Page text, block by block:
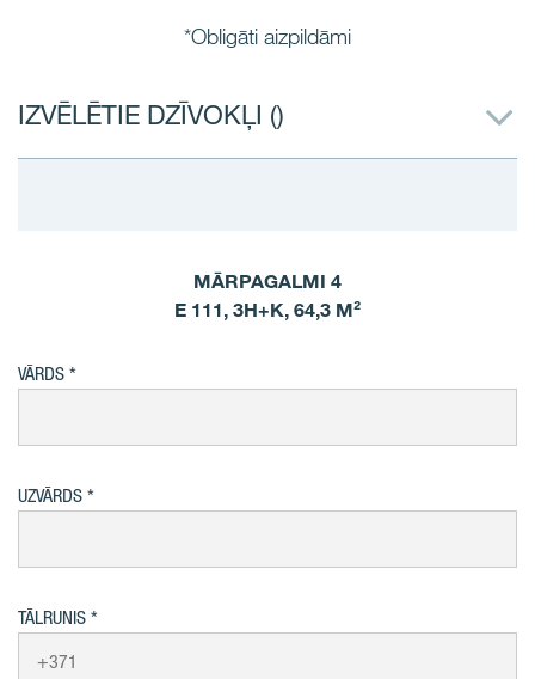
*Obligāti aizpildāmi
IZVĒLĒTIE DZĪVOKĻI ()
MĀRPAGALMI 4
E 111, 3H+K, 64,3 M²
VĀRDS
UZVĀRDS
TĀLRUNIS